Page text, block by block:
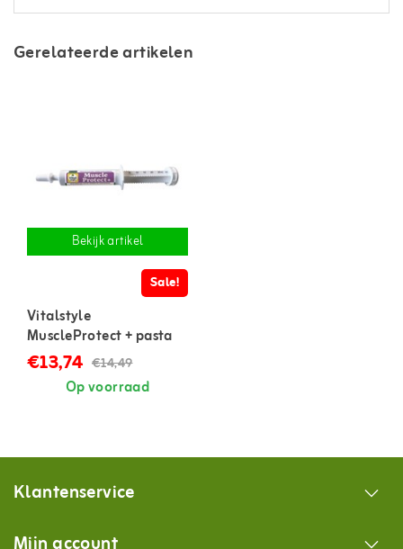
Gerelateerde artikelen
Bekijk artikel
Sale!
Vitalstyle
MuscleProtect + pasta
€13,74 €14,49
Op voorraad
Klantenservice